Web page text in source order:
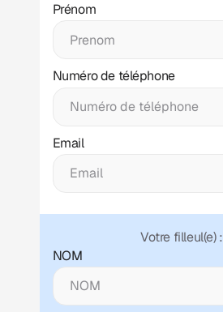
Prénom
Numéro de téléphone
Email
Votre filleul(e) :
NOM